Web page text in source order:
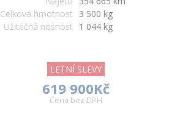
Celková hmotnost
3 500 kg
Užitečná nosnost
1 044 kg
LETNÍ SLEVY
619 900Kč
Cena bez DPH